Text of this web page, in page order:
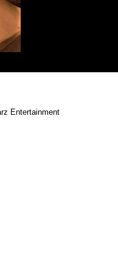
Entertainment